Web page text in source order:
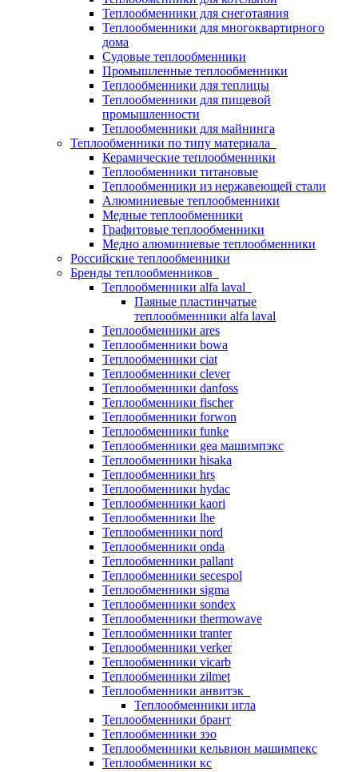
Теплообменники для снеготаяния
Теплообменники для многоквартирного
дома
Судовые теплообменники
Промышленные теплообменники
Теплообменники для теплицы
Теплообменники для пищевой
промышленности
Теплообменники для майнинга
Теплообменники по типу материала
Керамические теплообменники
Теплообменники титановые
Теплообменники из нержавеющей стали
Алюминиевые теплообменники
Медные теплообменники
Графитовые теплообменники
Медно алюминиевые теплообменники
Российские теплообменники
Бренды теплообменников
Теплообменники alfa laval
Паяные пластинчатые
теплообменники alfa laval
Теплообменники ares
Теплообменники bowa
Теплообменники ciat
Теплообменники clever
Теплообменники danfoss
Теплообменники fischer
Теплообменники forwon
Теплообменники funke
Теплообменники gea машимпэкс
Теплообменники hisaka
Теплообменники hrs
Теплообменники hydac
Теплообменники kaori
Теплообменники lhe
Теплообменники nord
Теплообменники onda
Теплообменники pallant
Теплообменники secespol
Теплообменники sigma
Теплообменники sondex
Теплообменники thermowave
Теплообменники tranter
Теплообменники verker
Теплообменники vicarb
Теплообменники zilmet
Теплообменники анвитэк
Теплообменники игла
Теплообменники брант
Теплообменники зэо
Теплообменники кельвион машимпекс
Теплообменники кс